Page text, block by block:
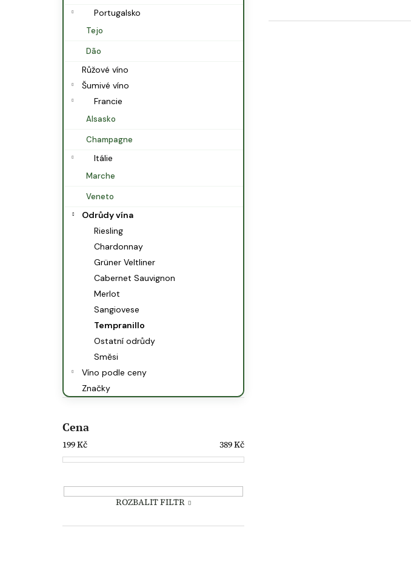
Portugalsko
Tejo
Dão
Růžové víno
Šumivé víno
Francie
Alsasko
Champagne
Itálie
Marche
Veneto
Odrůdy vína
Riesling
Chardonnay
Grüner Veltliner
Cabernet Sauvignon
Merlot
Sangiovese
Tempranillo
Ostatní odrůdy
Směsi
Víno podle ceny
Značky
Cena
199Kč 389Kč
ROZBALIT FILTR